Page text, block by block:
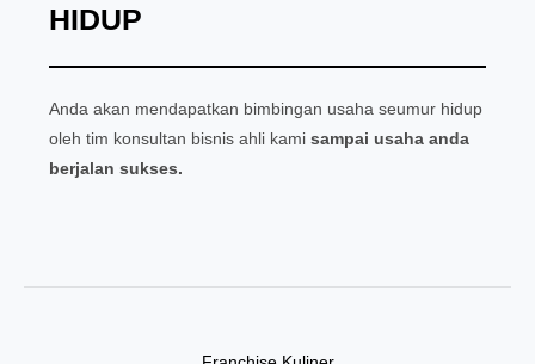
HIDUP
Anda akan mendapatkan bimbingan usaha seumur hidup
oleh tim konsultan bisnis ahli kamisampai usaha anda
berjalan sukses.